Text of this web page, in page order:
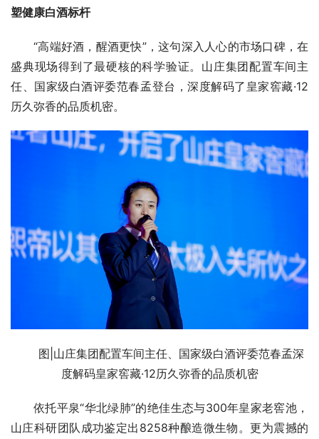
塑健康白酒标杆
“高端好酒，醒酒更快”，这句深入人心的市场口碑，在
盛典现场得到了最硬核的科学验证。山庄集团配置车间主
任、国家级白酒评委范春孟登台，深度解码了皇家窖藏·12
历久弥香的品质机密。
图|山庄集团配置车间主任、国家级白酒评委范春孟深
度解码皇家窖藏·12历久弥香的品质机密
依托平泉“华北绿肺”的绝佳生态与300年皇家老窖池，
山庄科研团队成功鉴定出8258种酿造微生物。更为震撼的